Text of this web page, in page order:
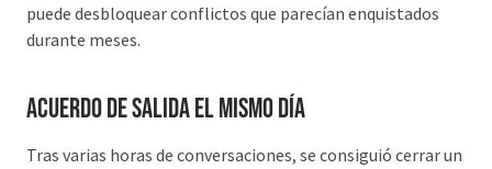
puede desbloquear conflictos que parecían enquistados
durante meses.
Acuerdo de salida el mismo día
Tras varias horas de conversaciones, se consiguió cerrar un